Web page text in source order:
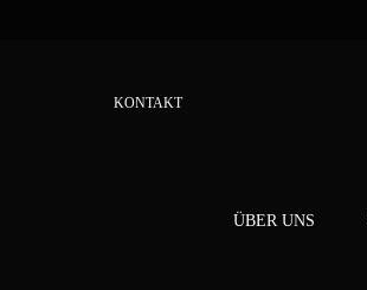
KONTAKT
ÜBER UNS